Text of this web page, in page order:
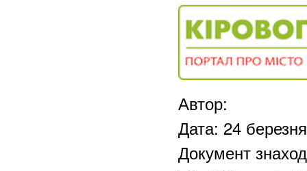
Автор:
Дата: 24
Документ